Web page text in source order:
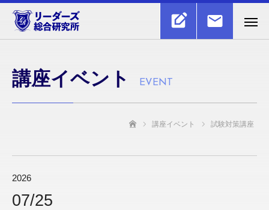
講座イベント EVENT
ホーム 講座イベント 試験対策講座
2026
07/25